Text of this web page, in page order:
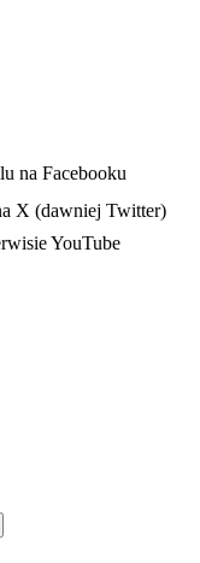
na Facebooku
X (dawniej Twitter)
YouTube